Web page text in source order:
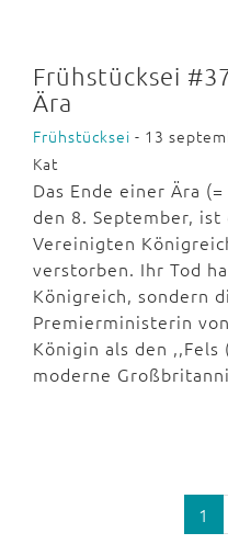
Frühstücksei
Ära
Frühstücksei - 13
Kat
Das Ende einer Ära
den 8. September,
Vereinigten
verstorben. Ihr Tod
Königreich, sondern
Premierministerin
Königin als den
moderne
1